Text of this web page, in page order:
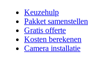
Keuzehulp
Pakket samenstellen
Gratis offerte
Kosten berekenen
Camera installatie